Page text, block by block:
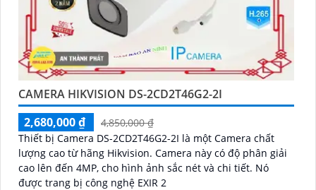
CAMERA HIKVISION DS-2CD2T46G2-2I
2,680,000 ₫
4,850,000 ₫
Thiết bị Camera DS-2CD2T46G2-2I là một Camera chất
lượng cao từ hãng Hikvision. Camera này có độ phân giải
cao lên đến 4MP, cho hình ảnh sắc nét và chi tiết. Nó
được trang bị công nghệ EXIR 2